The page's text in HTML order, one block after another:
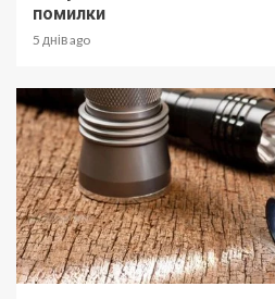
помилки
5 днів ago